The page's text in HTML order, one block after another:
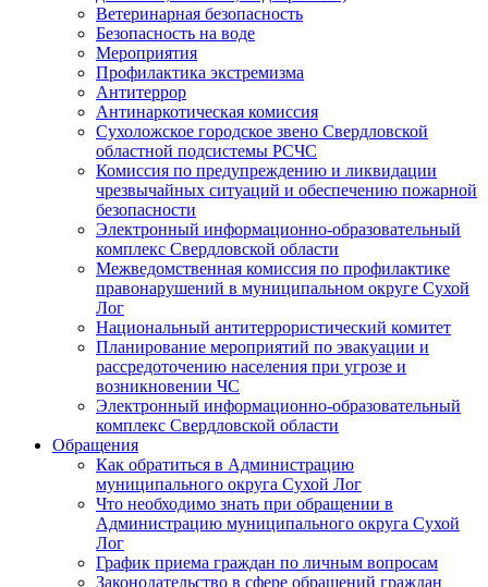
Ветеринарная безопасность
Безопасность на воде
Мероприятия
Профилактика экстремизма
Антитеррор
Антинаркотическая комиссия
Сухоложское городское звено Свердловской
областной подсистемы РСЧС
Комиссия по предупреждению и ликвидации
чрезвычайных ситуаций и обеспечению пожарной
безопасности
Электронный информационно-образовательный
комплекс Cвердловской области
Межведомственная комиссия по профилактике
правонарушений в муниципальном округе Сухой
Лог
Национальный антитеррористический комитет
Планирование мероприятий по эвакуации и
рассредоточению населения при угрозе и
возникновении ЧС
Электронный информационно-образовательный
комплекс Свердловской области
Обращения
Как обратиться в Администрацию
муниципального округа Сухой Лог
Что необходимо знать при обращении в
Администрацию муниципального округа Сухой
Лог
График приема граждан по личным вопросам
Законодательство в сфере обращений граждан